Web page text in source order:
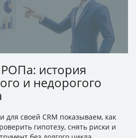
история
и недорогого
для своей CRM показываем, как
гипотезу, снять риски и